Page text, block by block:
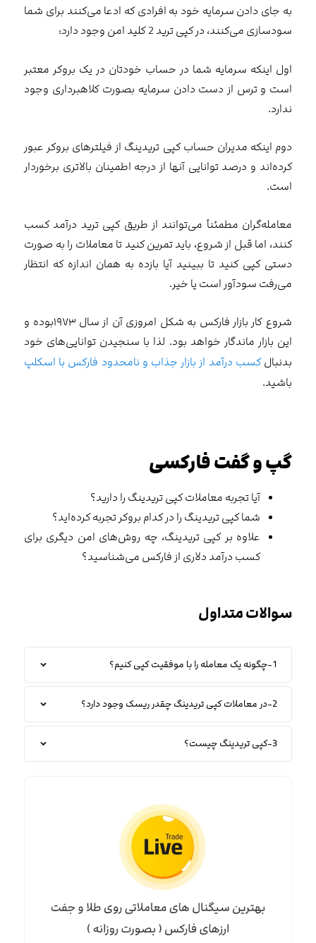
به جای دادن سرمایه خود به افرادی که ادعا می‌کنند برای شما
سودسازی می‌کنند، در کپی ترید 2 کلید امن وجود دارد:
اول اینکه سرمایه شما در حساب خودتان در یک بروکر معتبر
است و ترس از دست دادن سرمایه بصورت کلاهبرداری وجود
ندارد.
دوم اینکه مدیران حساب کپی تریدینگ از فیلترهای بروکر عبور
کرده‌اند و درصد توانایی آنها از درجه اطمینان بالاتری برخوردار
است.
معامله‌گران مطمئناً می‌توانند از طریق کپی ترید درآمد کسب
کنند، اما قبل از شروع، باید تمرین کنید تا معاملات را به صورت
دستی کپی کنید تا ببینید آیا بازده به همان اندازه که انتظار
می‌رفت سودآور است یا خیر.
شروع کار بازار فارکس به شکل امروزی آن از سال ۱۹۷۳بوده و
این بازار ماندگار خواهد بود. لذا با سنجیدن توانایی‌های خود
بدنبالکسب درآمد از بازار جذاب و نامحدود فارکس با اسکلپ
باشید.
گپ و گفت فارکسی
آیا تجربه معاملات کپی تریدینگ را دارید؟
شما کپی تریدینگ را در کدام بروکر تجربه کرده‌اید؟
علاوه بر کپی تریدینگ، چه روش‌های امن دیگری برای
کسب درآمد دلاری از فارکس می‌شناسید؟
سوالات متداول
1-چگونه یک معامله را با موفقیت کپی کنیم؟
2-در معاملات کپی تریدینگ چقدر ریسک وجود دارد؟
3-کپی تریدینگ چیست؟